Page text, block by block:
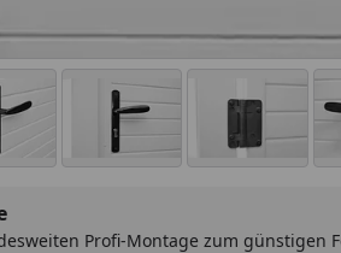
Profi-Montage zum günstigen